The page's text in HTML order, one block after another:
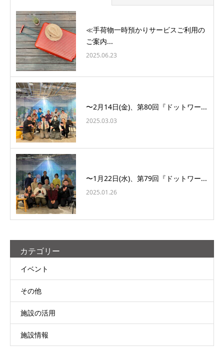
≪手荷物一時預かりサービスご利用の
ご案内...
2025.06.23
〜2月14日(金)、第80回『ドットワー...
2025.03.03
〜1月22日(水)、第79回『ドットワー...
2025.01.26
カテゴリー
イベント
その他
施設の活用
施設情報